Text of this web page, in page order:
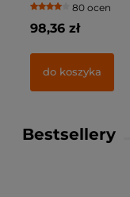
80 ocen
98,36 zł
do koszyka
Bestsellery